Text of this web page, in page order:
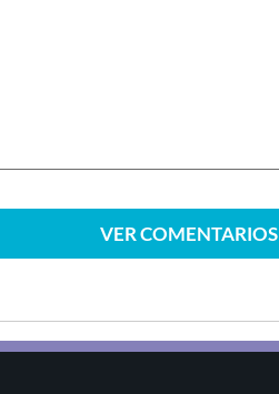
VERCOMENTARIOS